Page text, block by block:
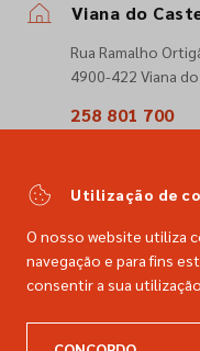
Viana do
Rua Ramalho
4900-422 Viana
258 801 700
Utilização de
O nosso website utiliza
navegação e para fins
consentir a sua